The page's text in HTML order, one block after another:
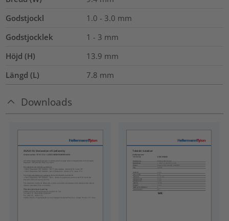
Godstjockl
1.0 - 3.0 mm
Godstjocklek
1 - 3 mm
Höjd (H)
13.9 mm
Längd (L)
7.8 mm
Downloads